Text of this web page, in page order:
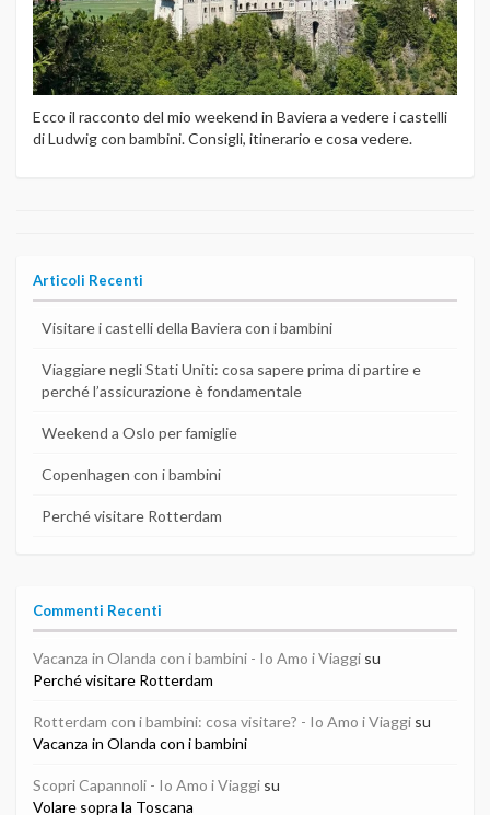
Ecco il racconto del mio weekend in Baviera a vedere i castelli
di Ludwig con bambini. Consigli, itinerario e cosa vedere.
Articoli Recenti
Visitare i castelli della Baviera con i bambini
Viaggiare negli Stati Uniti: cosa sapere prima di partire e
perché l’assicurazione è fondamentale
Weekend a Oslo per famiglie
Copenhagen con i bambini
Perché visitare Rotterdam
Commenti Recenti
Vacanza in Olanda con i bambini - Io Amo i Viaggi su
Perché visitare Rotterdam
Rotterdam con i bambini: cosa visitare? - Io Amo i Viaggi su
Vacanza in Olanda con i bambini
Scopri Capannoli - Io Amo i Viaggi su
Volare sopra la Toscana